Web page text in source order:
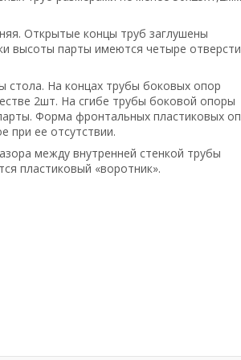
Открытые концы труб заглушены
высоты парты имеются четыре
стола. На концах трубы боковых опор
2шт. На сгибе трубы боковой опоры
Форма фронтальных пластиковых
при ее отсутствии.
между внутренней стенкой трубы
пластиковый «воротник».